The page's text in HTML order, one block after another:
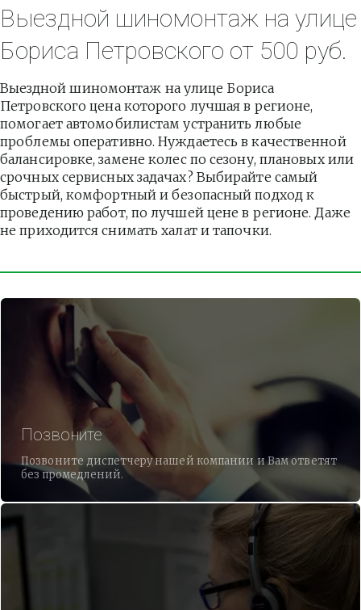
Выездной шиномонтаж на улице
Бориса Петровского от 500 руб.
Выездной шиномонтаж на улице Бориса
Петровского цена которого лучшая в регионе,
помогает автомобилистам устранить любые
проблемы оперативно. Нуждаетесь в качественной
балансировке, замене колес по сезону, плановых или
срочных сервисных задачах? Выбирайте самый
быстрый, комфортный и безопасный подход к
проведению работ, по лучшей цене в регионе. Даже
не приходится снимать халат и тапочки.
Позвоните
Позвоните диспетчеру нашей компании и Вам ответят
без промедлений.